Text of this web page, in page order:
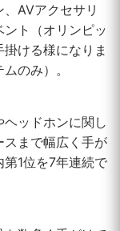
AVアクセサリ
ト（オリンピッ
ける様になりま
のみ）。
ッドホンに関し
スまで幅広く手が
1位を7年連続で